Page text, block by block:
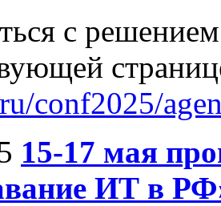
с
conf2025/
15-17 мая
ИТ в